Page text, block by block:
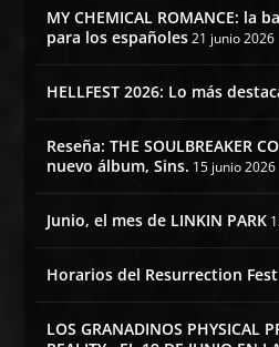
MY CHEMICAL ROMANCE: la
para los españoles 21 junio 2026
HELLFEST 2026: Lo más
Reseña: THE SOULBREAKER
nuevo álbum, Sins. 15 junio 2026
Junio, el mes de LINKIN PARK
Horarios del Resurrection
LOS GRANADINOS PHYSICAL